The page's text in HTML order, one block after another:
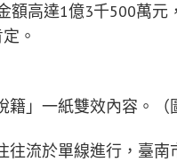
額高達1億3千500萬元
。
」一紙雙效內容。（
流於單線進行，臺